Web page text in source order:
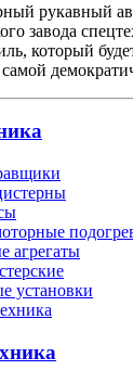
рукавный
завода
который
агрегаты
установки